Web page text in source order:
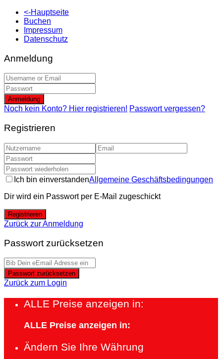
<-Hauptseite
Buchen
Impressum
Datenschutz
Anmeldung
Anmeldung
Noch kein Konto? Hier registrieren! Passwort vergessen?
Registrieren
Ich bin einverstandenAllgemeine Geschäftsbedingungen
Dir wird ein Passwort per E-Mail zugeschickt
Registrieren
Zurück zur Anmeldung
Passwort zurücksetzen
Passwort zurücksetzen
Zurück zum Login
ALLE Preise anzeigen in:
ALLE Preise anzeigen in:
Ändern Sie Ihre Währung